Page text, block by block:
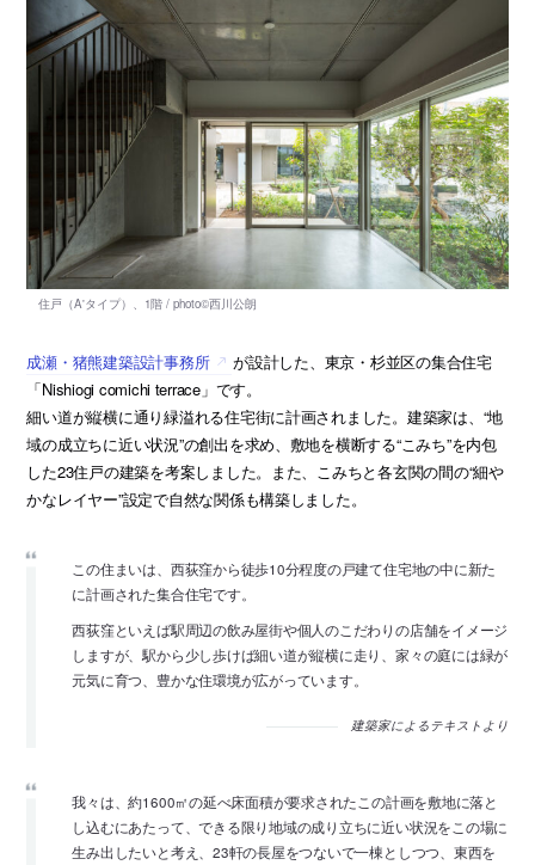
成瀬・猪熊建築設計事務所
が設計した、東京・杉並区の集合住宅
「Nishiogi comichi terrace」です。
細い道が縦横に通り緑溢れる住宅街に計画されました。建築家は、“地
域の成立ちに近い状況”の創出を求め、敷地を横断する“こみち”を内包
した23住戸の建築を考案しました。また、こみちと各玄関の間の“細や
かなレイヤー”設定で自然な関係も構築しました。
この住まいは、西荻窪から徒歩10分程度の戸建て住宅地の中に新た
に計画された集合住宅です。
西荻窪といえば駅周辺の飲み屋街や個人のこだわりの店舗をイメージ
しますが、駅から少し歩けば細い道が縦横に走り、家々の庭には緑が
元気に育つ、豊かな住環境が広がっています。
建築家によるテキストより
我々は、約1600㎡の延べ床面積が要求されたこの計画を敷地に落と
し込むにあたって、できる限り地域の成り立ちに近い状況をこの場に
生み出したいと考え、23軒の長屋をつないで一棟としつつ、東西を